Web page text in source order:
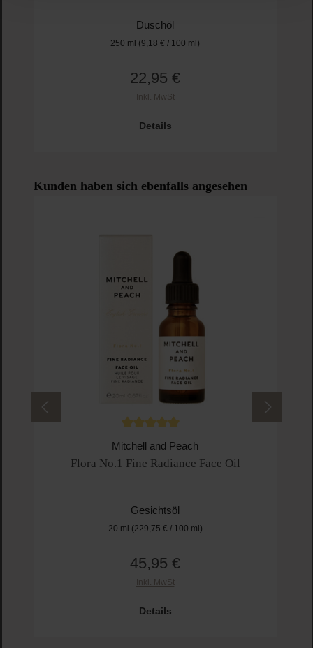
Duschöl
250 ml (9,18 € / 100 ml)
Regulärer Preis:
22,95 €
Inkl. MwSt
Details
Produktgalerie überspringen
Kunden haben sich ebenfalls angesehen
Mitchell and Peach
Flora No.1 Fine Radiance Face Oil
Gesichtsöl
20 ml (229,75 € / 100 ml)
Regulärer Preis:
45,95 €
Inkl. MwSt
Details